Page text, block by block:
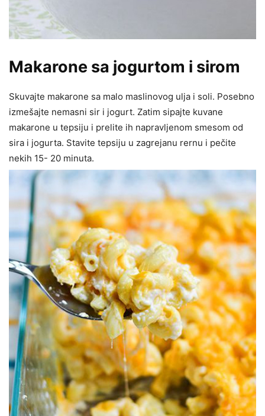
Makarone sa jogurtom i sirom
Skuvajte makarone sa malo maslinovog ulja i soli. Posebno
izmešajte nemasni sir i jogurt. Zatim sipajte kuvane
makarone u tepsiju i prelite ih napravljenom smesom od
sira i jogurta. Stavite tepsiju u zagrejanu rernu i pečite
nekih 15- 20 minuta.